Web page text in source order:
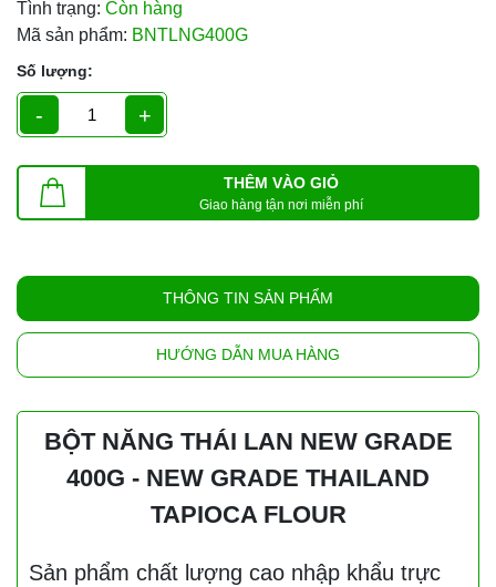
Tình trạng: Còn hàng
Mã sản phẩm: BNTLNG400G
Số lượng:
- +
THÊM VÀO GIỎ
Giao hàng tận nơi miễn phí
THÔNG TIN SẢN PHẨM
HƯỚNG DẪN MUA HÀNG
BỘT NĂNG THÁI LAN NEW GRADE
400G - NEW GRADE THAILAND
TAPIOCA FLOUR
Sản phẩm chất lượng cao nhập khẩu trực